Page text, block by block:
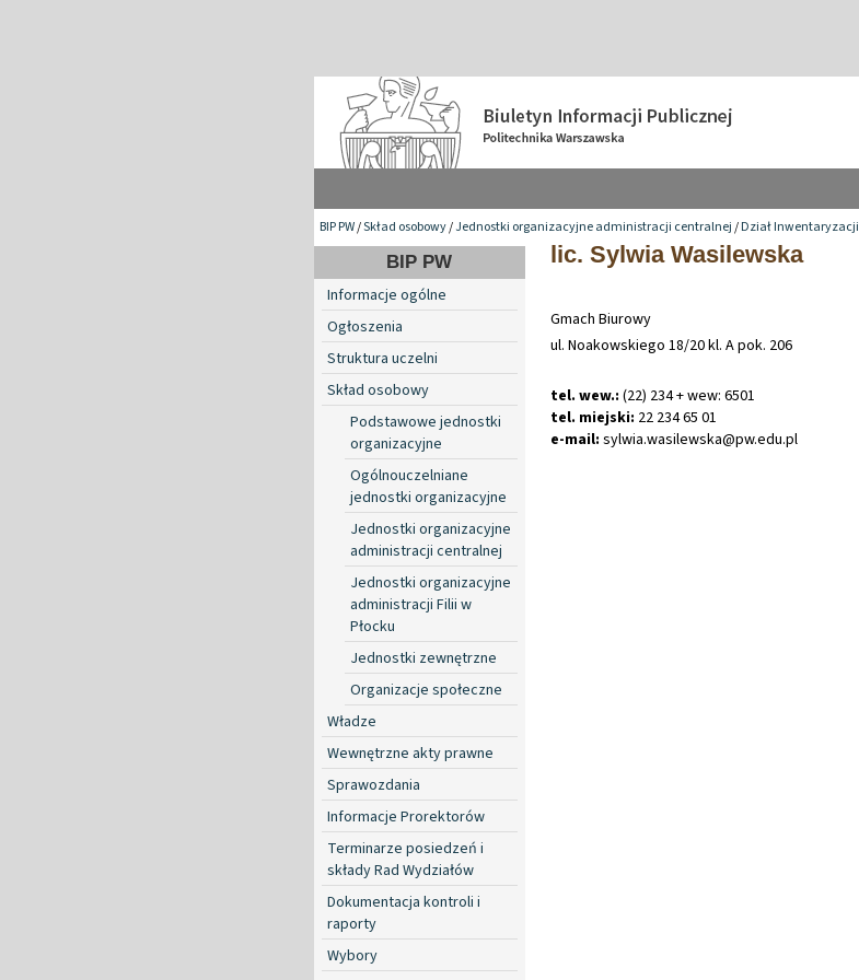
BIP PW/Skład osobowy/Jednostki organizacyjne administracji centralnej/Dział Inwentaryzacji
BIP PW
Informacje ogólne
Ogłoszenia
Struktura uczelni
Skład osobowy
Podstawowe jednostki
organizacyjne
Ogólnouczelniane
jednostki organizacyjne
Jednostki organizacyjne
administracji centralnej
Jednostki organizacyjne
administracji Filii w
Płocku
Jednostki zewnętrzne
Organizacje społeczne
Władze
Wewnętrzne akty prawne
Sprawozdania
Informacje Prorektorów
Terminarze posiedzeń i
składy Rad Wydziałów
Dokumentacja kontroli i
raporty
Wybory
lic. Sylwia Wasilewska
Gmach Biurowy
ul. Noakowskiego 18/20 kl. A pok. 206
tel. wew.: (22) 234 + wew: 6501
tel. miejski: 22 234 65 01
e-mail: sylwia.wasilewska@pw.edu.pl